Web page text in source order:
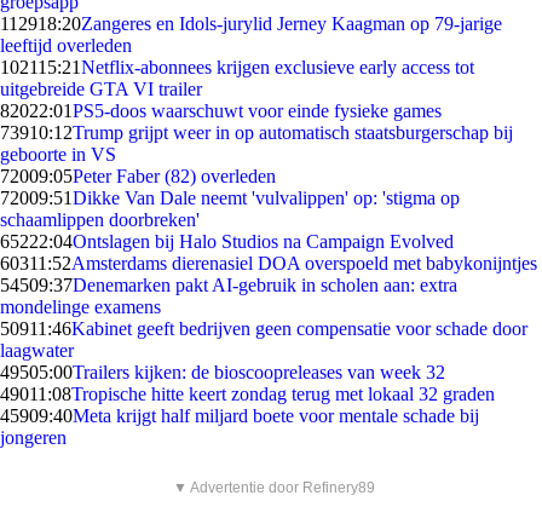
112918:20Zangeres en Idols-jurylid Jerney Kaagman op 79-jarige
leeftijd overleden
102115:21Netflix-abonnees krijgen exclusieve early access tot
uitgebreide GTA VI trailer
82022:01PS5-doos waarschuwt voor einde fysieke games
73910:12Trump grijpt weer in op automatisch staatsburgerschap bij
geboorte in VS
72009:05Peter Faber (82) overleden
72009:51Dikke Van Dale neemt 'vulvalippen' op: 'stigma op
schaamlippen doorbreken'
65222:04Ontslagen bij Halo Studios na Campaign Evolved
60311:52Amsterdams dierenasiel DOA overspoeld met babykonijntjes
54509:37Denemarken pakt AI-gebruik in scholen aan: extra
mondelinge examens
50911:46Kabinet geeft bedrijven geen compensatie voor schade door
laagwater
49505:00Trailers kijken: de bioscoopreleases van week 32
49011:08Tropische hitte keert zondag terug met lokaal 32 graden
45909:40Meta krijgt half miljard boete voor mentale schade bij
jongeren
▼ Advertentie door Refinery89